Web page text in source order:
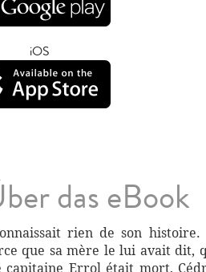
iOS
das eBook
rien de son
que sa mère le lui avait dit,
capitaine Errol était mort,